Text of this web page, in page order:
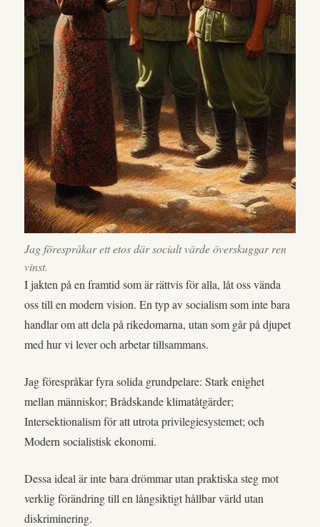
Jag förespråkar ett etos där socialt värde överskuggar ren
vinst.
I jakten på en framtid som är rättvis för alla, låt oss vända
oss till en modern vision. En typ av socialism som inte bara
handlar om att dela på rikedomarna, utan som går på djupet
med hur vi lever och arbetar tillsammans.
Jag förespråkar fyra solida grundpelare: Stark enighet
mellan människor; Brådskande klimatåtgärder;
Intersektionalism för att utrota privilegiesystemet; och
Modern socialistisk ekonomi.
Dessa ideal är inte bara drömmar utan praktiska steg mot
verklig förändring till en långsiktigt hållbar värld utan
diskriminering.